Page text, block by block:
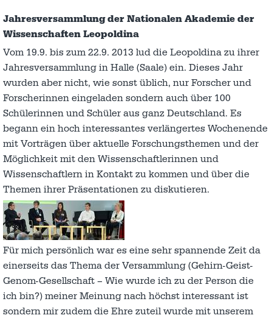
Jahresversammlung der Nationalen Akademie der
Wissenschaften Leopoldina
Vom 19.9. bis zum 22.9. 2013 lud die Leopoldina zu ihrer
Jahresversammlung in Halle (Saale) ein. Dieses Jahr
wurden aber nicht, wie sonst üblich, nur Forscher und
Forscherinnen eingeladen sondern auch über 100
Schülerinnen und Schüler aus ganz Deutschland. Es
begann ein hoch interessantes verlängertes Wochenende
mit Vorträgen über aktuelle Forschungsthemen und der
Möglichkeit mit den Wissenschaftlerinnen und
Wissenschaftlern in Kontakt zu kommen und über die
Themen ihrer Präsentationen zu diskutieren.
Für mich persönlich war es eine sehr spannende Zeit da
einerseits das Thema der Versammlung (Gehirn-Geist-
Genom-Gesellschaft – Wie wurde ich zu der Person die
ich bin?) meiner Meinung nach höchst interessant ist
sondern mir zudem die Ehre zuteil wurde mit unserem